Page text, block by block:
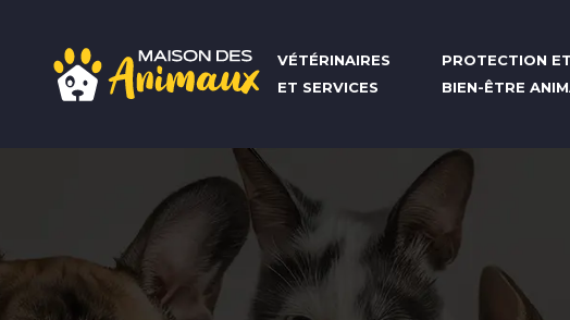
VÉTÉRINAIRES
ET SERVICES
PROTECTION ET
BIEN-ÊTRE